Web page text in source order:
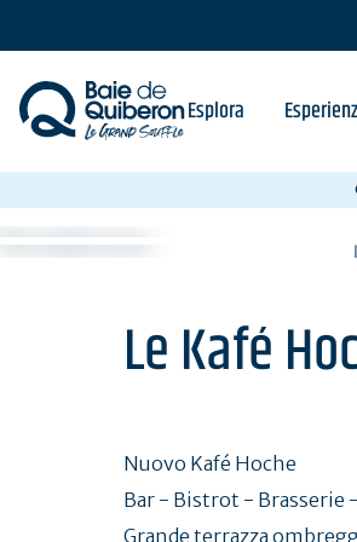
content
Esplora
Le Kafé
Nuovo Kafé Hoche
Bar - Bistrot - Brasserie
Grande terrazza